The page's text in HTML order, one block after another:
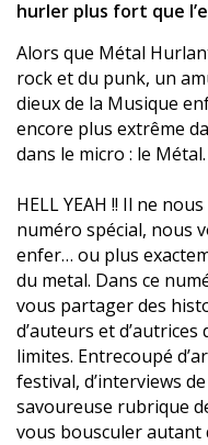
hurler plus fort que
Alors que Métal
rock et du punk, un
dieux de la Musique
encore plus extrême
dans le micro : le Métal.
HELL YEAH !! Il ne
numéro spécial, nous
enfer… ou plus
du metal. Dans ce
vous partager des
d’auteurs et
limites. Entrecoupé
festival, d’interviews
savoureuse rubrique
vous bousculer autant